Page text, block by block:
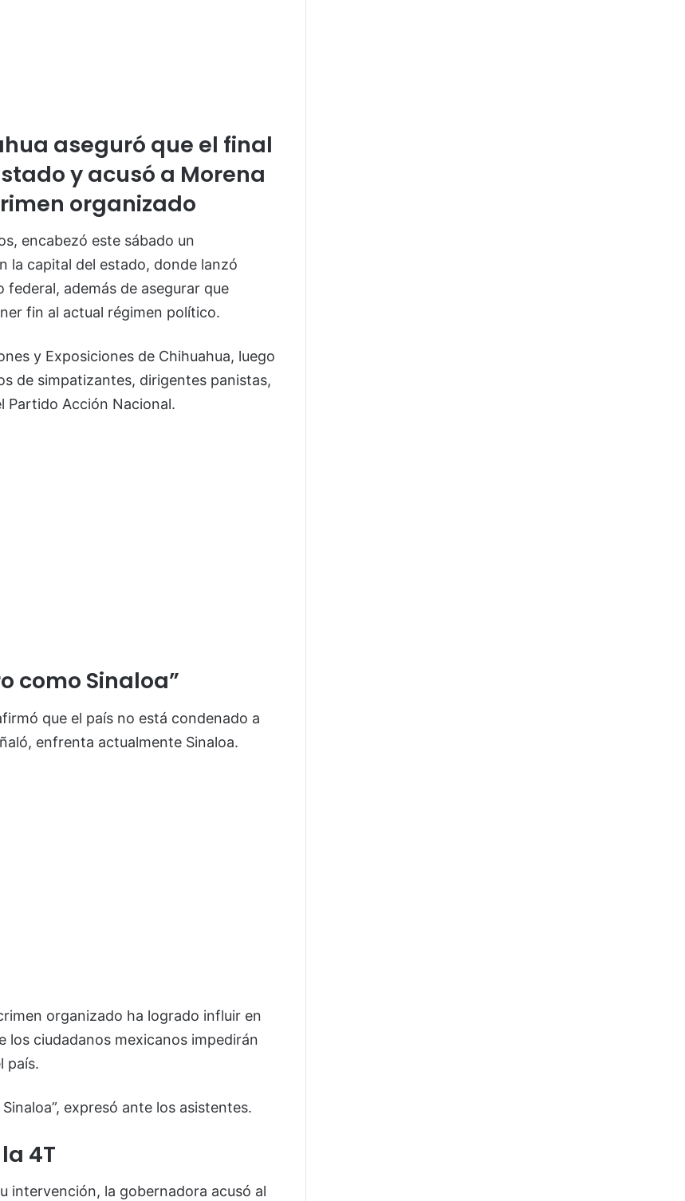
aseguró que el final
y acusó a Morena
organizado
encabezó este sábado un
la capital del estado, donde lanzó
además de asegurar que
fin al actual régimen político.
y Exposiciones de Chihuahua, luego
de simpatizantes, dirigentes panistas,
Partido Acción Nacional.
como Sinaloa”
que el país no está condenado a
enfrenta actualmente Sinaloa.
organizado ha logrado influir en
los ciudadanos mexicanos impedirán
país.
expresó ante los asistentes.
4T
intervención, la gobernadora acusó al